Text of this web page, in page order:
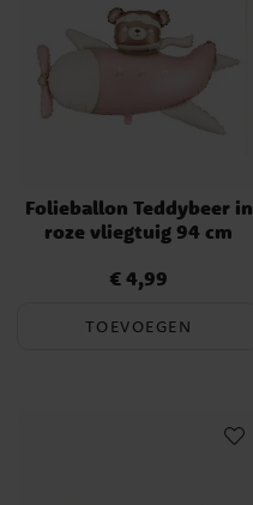
Folieballon Teddybeer in
roze vliegtuig 94 cm
Prijs :€ 4,99
€ 4,99
TOEVOEGEN